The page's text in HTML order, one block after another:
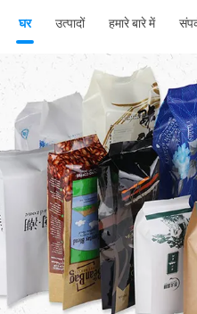
घर उत्पादों हमारे बारे में